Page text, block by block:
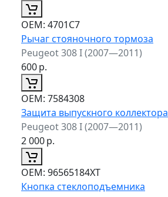
ОЕМ: 4701C7
Рычаг стояночного тормоза
Peugeot 308 I (2007—2011)
600р.
ОЕМ: 7584308
Защита выпускного коллектора
Peugeot 308 I (2007—2011)
2 000р.
ОЕМ: 96565184XT
Кнопка стеклоподъемника